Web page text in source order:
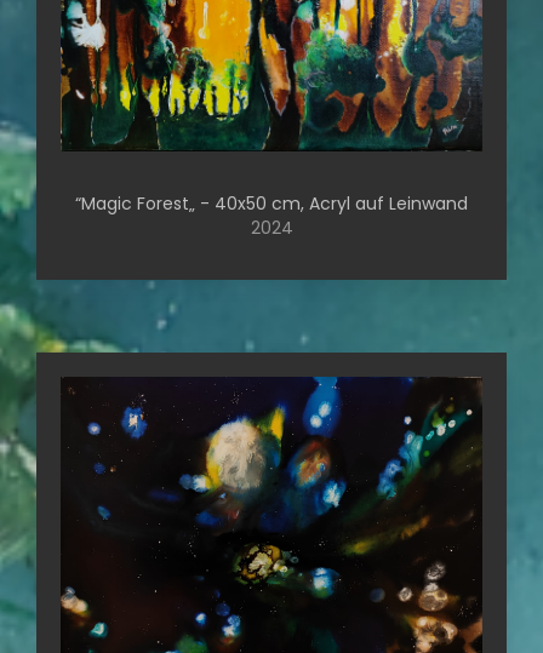
“Magic Forest„ - 40x50 cm, Acryl auf Leinwand
2024